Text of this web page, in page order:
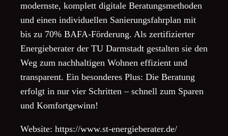
modernste, komplett digitale Beratungsmethoden
und einen individuellen Sanierungsfahrplan mit
bis zu 70% BAFA-Förderung. Als zertifizierter
Energieberater der TU Darmstadt gestalten sie den
Weg zum nachhaltigen Wohnen effizient und
transparent. Ein besonderes Plus: Die Beratung
erfolgt in nur vier Schritten – schnell zum Sparen
und Komfortgewinn!
Website: https://www.st-energieberater.de/